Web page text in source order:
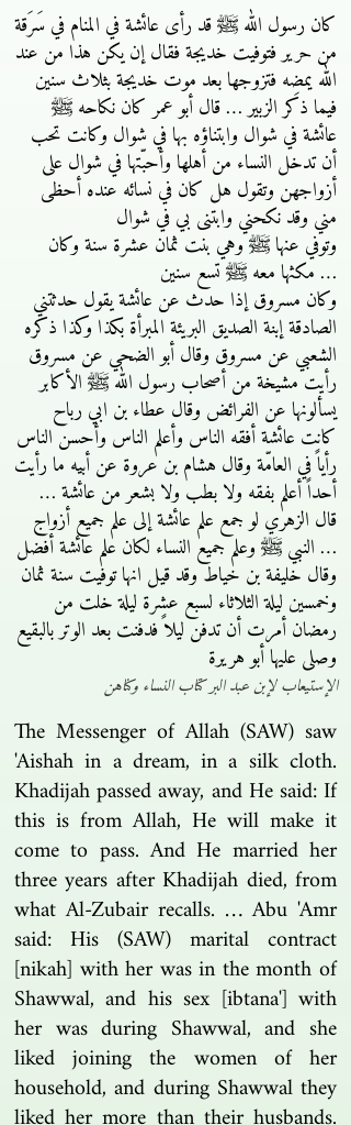
كان رسول الله ﷺ قد رأى عائشة في المنام في سَرَقة
من حرير فتوفيت خديجة فقال إن يكن هذا من عند
الله يمضِه فتزوجها بعد موت خديجة بثلاث سنين
فيما ذكر الزبير … قال أبو عمر كان نكاحه ﷺ
عائشة في شوال وابتناؤه بها في شوال وكانت تحب
أن تدخل النساء من أهلها وأحبّتها في شوال على
أزواجهن وتقول هل كان في نسائه عنده أحظى
مني وقد نكحني وابتنى بي في شوال
وتوفي عنها ﷺ وهي بنت ثمان عشرة سنة وكان
مكثها معه ﷺ تسع سنين …
وكان مسروق إذا حدث عن عائشة يقول حدثتني
الصادقة إبنة الصديق البريئة المبرأة بكذا وكذا ذكره
الشعبي عن مسروق وقال أبو الضحي عن مسروق
رأيت مشيخة من أصحاب رسول الله ﷺ الأكابر
يسألونها عن الفرائض وقال عطاء بن ابي رباح
كانت عائشة أفقه الناس وأعلم الناس وأحسن الناس
رأياً في العامّة وقال هشام بن عروة عن أبيه ما رأيت
أحداً أعلم بفقه ولا بطب ولا بشعر من عائشة …
قال الزهري لو جمع علم عائشة إلى علم جميع أزواج
النبي ﷺ وعلم جميع النساء لكان علم عائشة أفضل …
وقال خليفة بن خياط وقد قيل انها توفيت سنة ثمان
وخمسين ليلة الثلاثاء لسبع عشرة ليلة خلت من
رمضان أمرت أن تدفن ليلاً فدفنت بعد الوتر بالبقيع
وصلى عليها أبو هريرة
الإستيعاب لإبن عبد البر كتاب النساء وكناهن
The Messenger of Allah (SAW) saw
'Aishah in a dream, in a silk cloth.
Khadijah passed away, and He said: If
this is from Allah, He will make it
come to pass. And He married her
three years after Khadijah died, from
what Al-Zubair recalls. … Abu 'Amr
said: His (SAW) marital contract
[nikah] with her was in the month of
Shawwal, and his sex [ibtana'] with
her was during Shawwal, and she
liked joining the women of her
household, and during Shawwal they